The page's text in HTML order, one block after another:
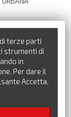
terze parti
strumenti di
in
Per dare il
Accetta.